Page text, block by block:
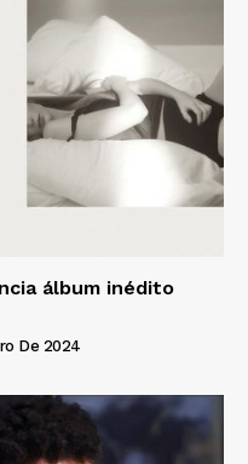
álbum inédito
De 2024